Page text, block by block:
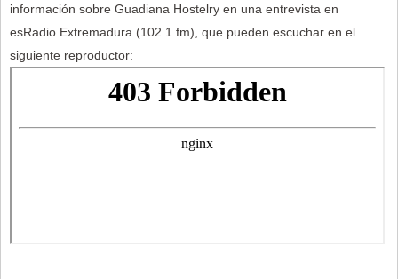
información sobre Guadiana Hostelry en una entrevista en
esRadio Extremadura (102.1 fm), que pueden escuchar en el
siguiente reproductor: